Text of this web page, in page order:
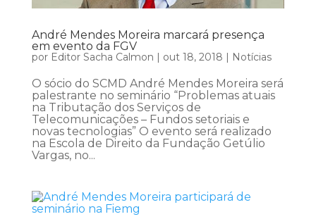
André Mendes Moreira marcará presença
em evento da FGV
por Editor Sacha Calmon out 18, 2018 Notícias
O sócio do SCMD André Mendes Moreira será
palestrante no seminário “Problemas atuais
na Tributação dos Serviços de
Telecomunicações – Fundos setoriais e
novas tecnologias” O evento será realizado
na Escola de Direito da Fundação Getúlio
Vargas, no...